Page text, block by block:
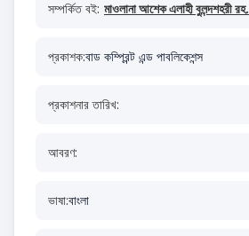
সম্পর্কিত বই: মাওলানা আশেক এলাহী বুলন্দশহরী রহ.
প্রকাশক:বাড কম্প্রিন্ট এন্ড পাবলিকেশন্স
প্রকাশনার তারিখ:
আবরণ:
ভাষা:বাংলা